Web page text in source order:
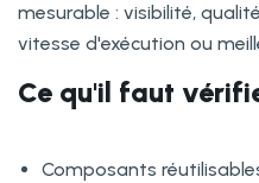
mesurable : visibilité,
vitesse d'exécution ou
Ce qu'il faut
Composants